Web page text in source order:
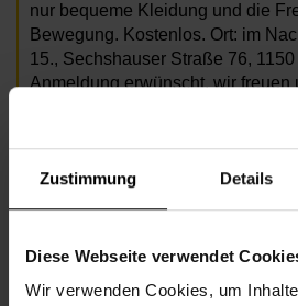
Zustimmung Details
Diese Webseite verwendet
Wir verwenden Cookies, um
nur bequeme Kleidung und die
Bewegung. Kostenlos. Ort: im
15., Sechshauser Straße 76, 1150
Anmeldung erwünscht, wir freuen
In Kooperation mit: